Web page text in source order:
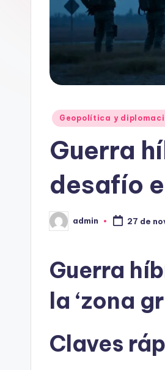
Publicado
Geopolítica y
Guerra
desafío
Publicado
por
admin 27 de
Guerra
la ‘zona
Claves